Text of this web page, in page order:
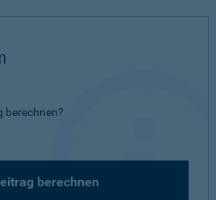
berechnen?
berechnen